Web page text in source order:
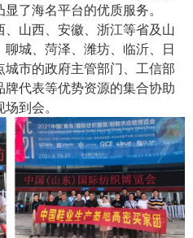
了海名平台的优质服务。
山西、安徽、浙江等省及山
城、菏泽、潍坊、临沂、日
市的政府主管部门、工信部
代表等优势资源的集合协助
到会。